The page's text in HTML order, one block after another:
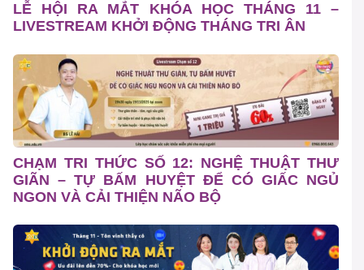
LỄ HỘI RA MẮT KHÓA HỌC THÁNG 11 –
LIVESTREAM KHỞI ĐỘNG THÁNG TRI ÂN
CHẠM TRI THỨC SỐ 12: NGHỆ THUẬT THƯ
GIÃN – TỰ BẤM HUYỆT ĐỂ CÓ GIẤC NGỦ
NGON VÀ CẢI THIỆN NÃO BỘ